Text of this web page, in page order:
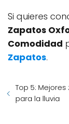
Si quieres
Zapatos
Comodidad
Zapatos.
Top 5:
para la lluvia